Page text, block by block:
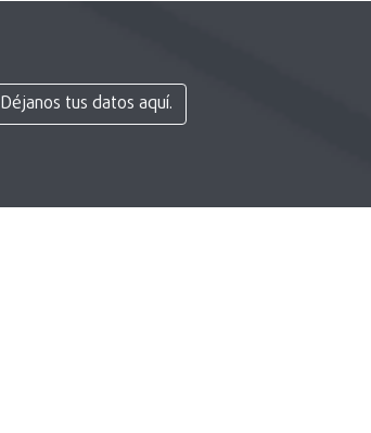
Déjanos tus datos aquí.